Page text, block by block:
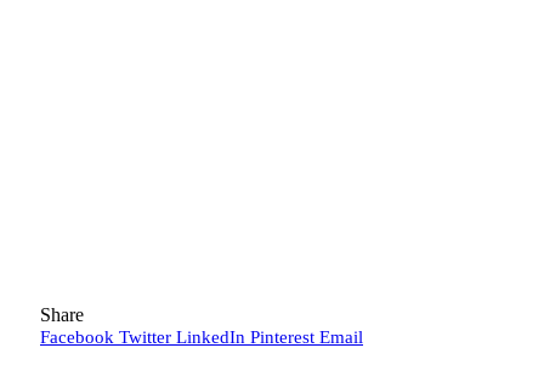
Share
Facebook Twitter LinkedIn Pinterest Email